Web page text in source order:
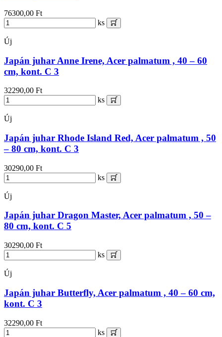
76300,00 Ft
ks
Új
Japán juhar Anne Irene, Acer palmatum , 40 – 60
cm, kont. C 3
32290,00 Ft
ks
Új
Japán juhar Rhode Island Red, Acer palmatum , 50
– 80 cm, kont. C 3
30290,00 Ft
ks
Új
Japán juhar Dragon Master, Acer palmatum , 50 –
80 cm, kont. C 5
30290,00 Ft
ks
Új
Japán juhar Butterfly, Acer palmatum , 40 – 60 cm,
kont. C 3
32290,00 Ft
ks